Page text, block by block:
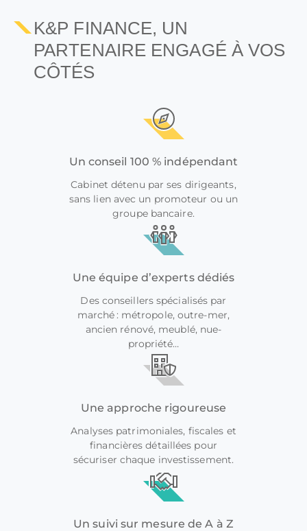
K&P FINANCE, UN
PARTENAIRE ENGAGÉ À VOS
CÔTÉS
Un conseil 100 % indépendant
Cabinet détenu par ses dirigeants,
sans lien avec un promoteur ou un
groupe bancaire.
Une équipe d’experts dédiés
Des conseillers spécialisés par
marché : métropole, outre-mer,
ancien rénové, meublé, nue-
propriété…
Une approche rigoureuse
Analyses patrimoniales, fiscales et
financières détaillées pour
sécuriser chaque investissement.
Un suivi sur mesure de A à Z